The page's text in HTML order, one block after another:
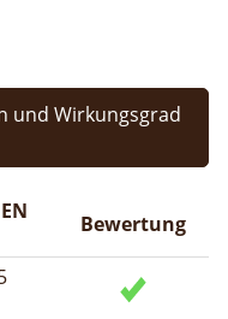
und Wirkungsgrad
Bewertung